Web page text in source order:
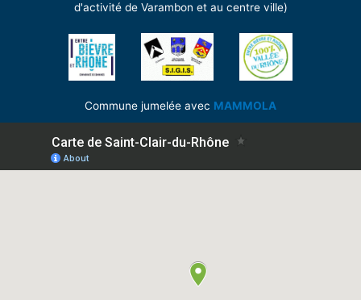
d'activité de Varambon et au centre ville)
Commune jumelée avec MAMMOLA